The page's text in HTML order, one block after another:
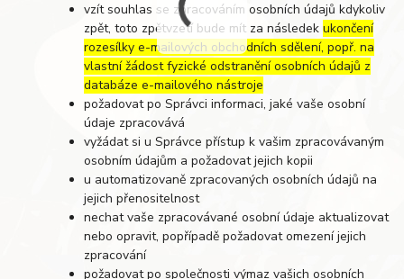
vzít souhlas se zpracováním osobních údajů kdykoliv
zpět, toto zpětvzetí bude mít za následekukončení
rozesílky e-mailových obchodních sdělení, popř. na
vlastní žádost fyzické odstranění osobních údajů z
databáze e-mailového nástroje
požadovat po Správci informaci, jaké vaše osobní
údaje zpracovává
vyžádat si u Správce přístup k vašim zpracovávaným
osobním údajům a požadovat jejich kopii
u automatizovaně zpracovaných osobních údajů na
jejich přenositelnost
nechat vaše zpracovávané osobní údaje aktualizovat
nebo opravit, popřípadě požadovat omezení jejich
zpracování
požadovat po společnosti výmaz vašich osobních